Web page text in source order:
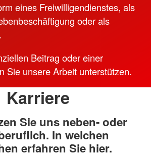
eines Freiwilligendienstes, als
oder als
Beitrag oder einer
Sie unsere Arbeit unterstützen.
Karriere
Sie uns neben- oder
In welchen
erfahren Sie hier.